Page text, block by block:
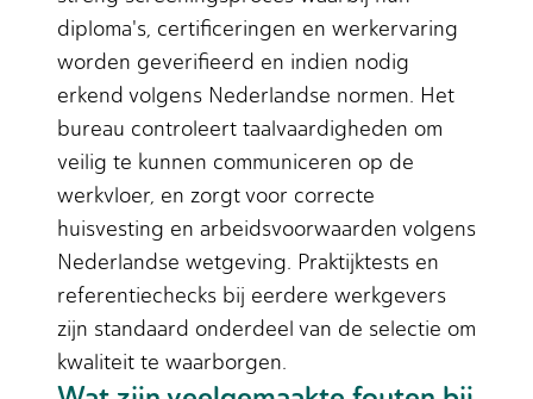
diploma's, certificeringen en werkervaring
worden geverifieerd en indien nodig
erkend volgens Nederlandse normen. Het
bureau controleert taalvaardigheden om
veilig te kunnen communiceren op de
werkvloer, en zorgt voor correcte
huisvesting en arbeidsvoorwaarden volgens
Nederlandse wetgeving. Praktijktests en
referentiechecks bij eerdere werkgevers
zijn standaard onderdeel van de selectie om
kwaliteit te waarborgen.